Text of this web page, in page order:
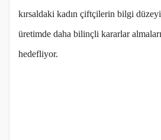
kırsaldaki kadın çiftçilerin bilgi
üretimde daha bilinçli kararlar
hedefliyor.